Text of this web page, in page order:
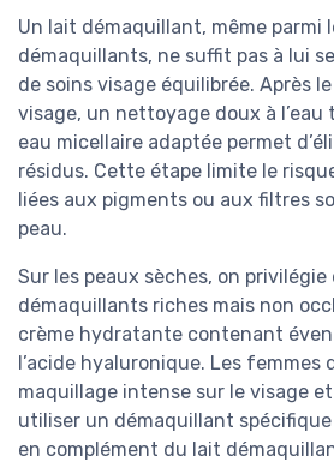
Un lait démaquillant, même parmi
démaquillants, ne suffit pas à lui
de soins visage équilibrée. Après
visage, un nettoyage doux à l’eau
eau micellaire adaptée permet
résidus. Cette étape limite le
liées aux pigments ou aux filtres
peau.
Sur les peaux sèches, on privilégie
démaquillants riches mais non
crème hydratante contenant
l’acide hyaluronique. Les femmes
maquillage intense sur le visage
utiliser un démaquillant
en complément du lait